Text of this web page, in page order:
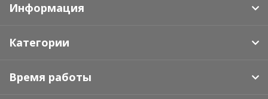
Информация
Категории
Время работы